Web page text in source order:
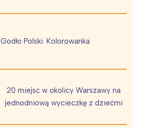
Godło Polski. Kolorowanka
20 miejsc w okolicy Warszawy na
jednodniową wycieczkę z dziećmi